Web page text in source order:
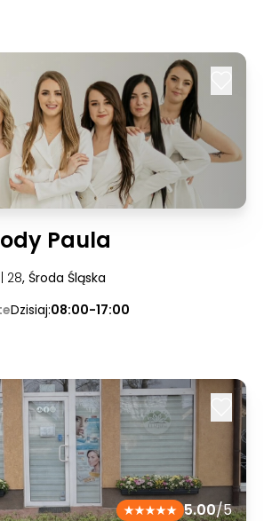
Paula
| 28, Środa Śląska
Dzisiaj:08:00-17:00
5.00/5